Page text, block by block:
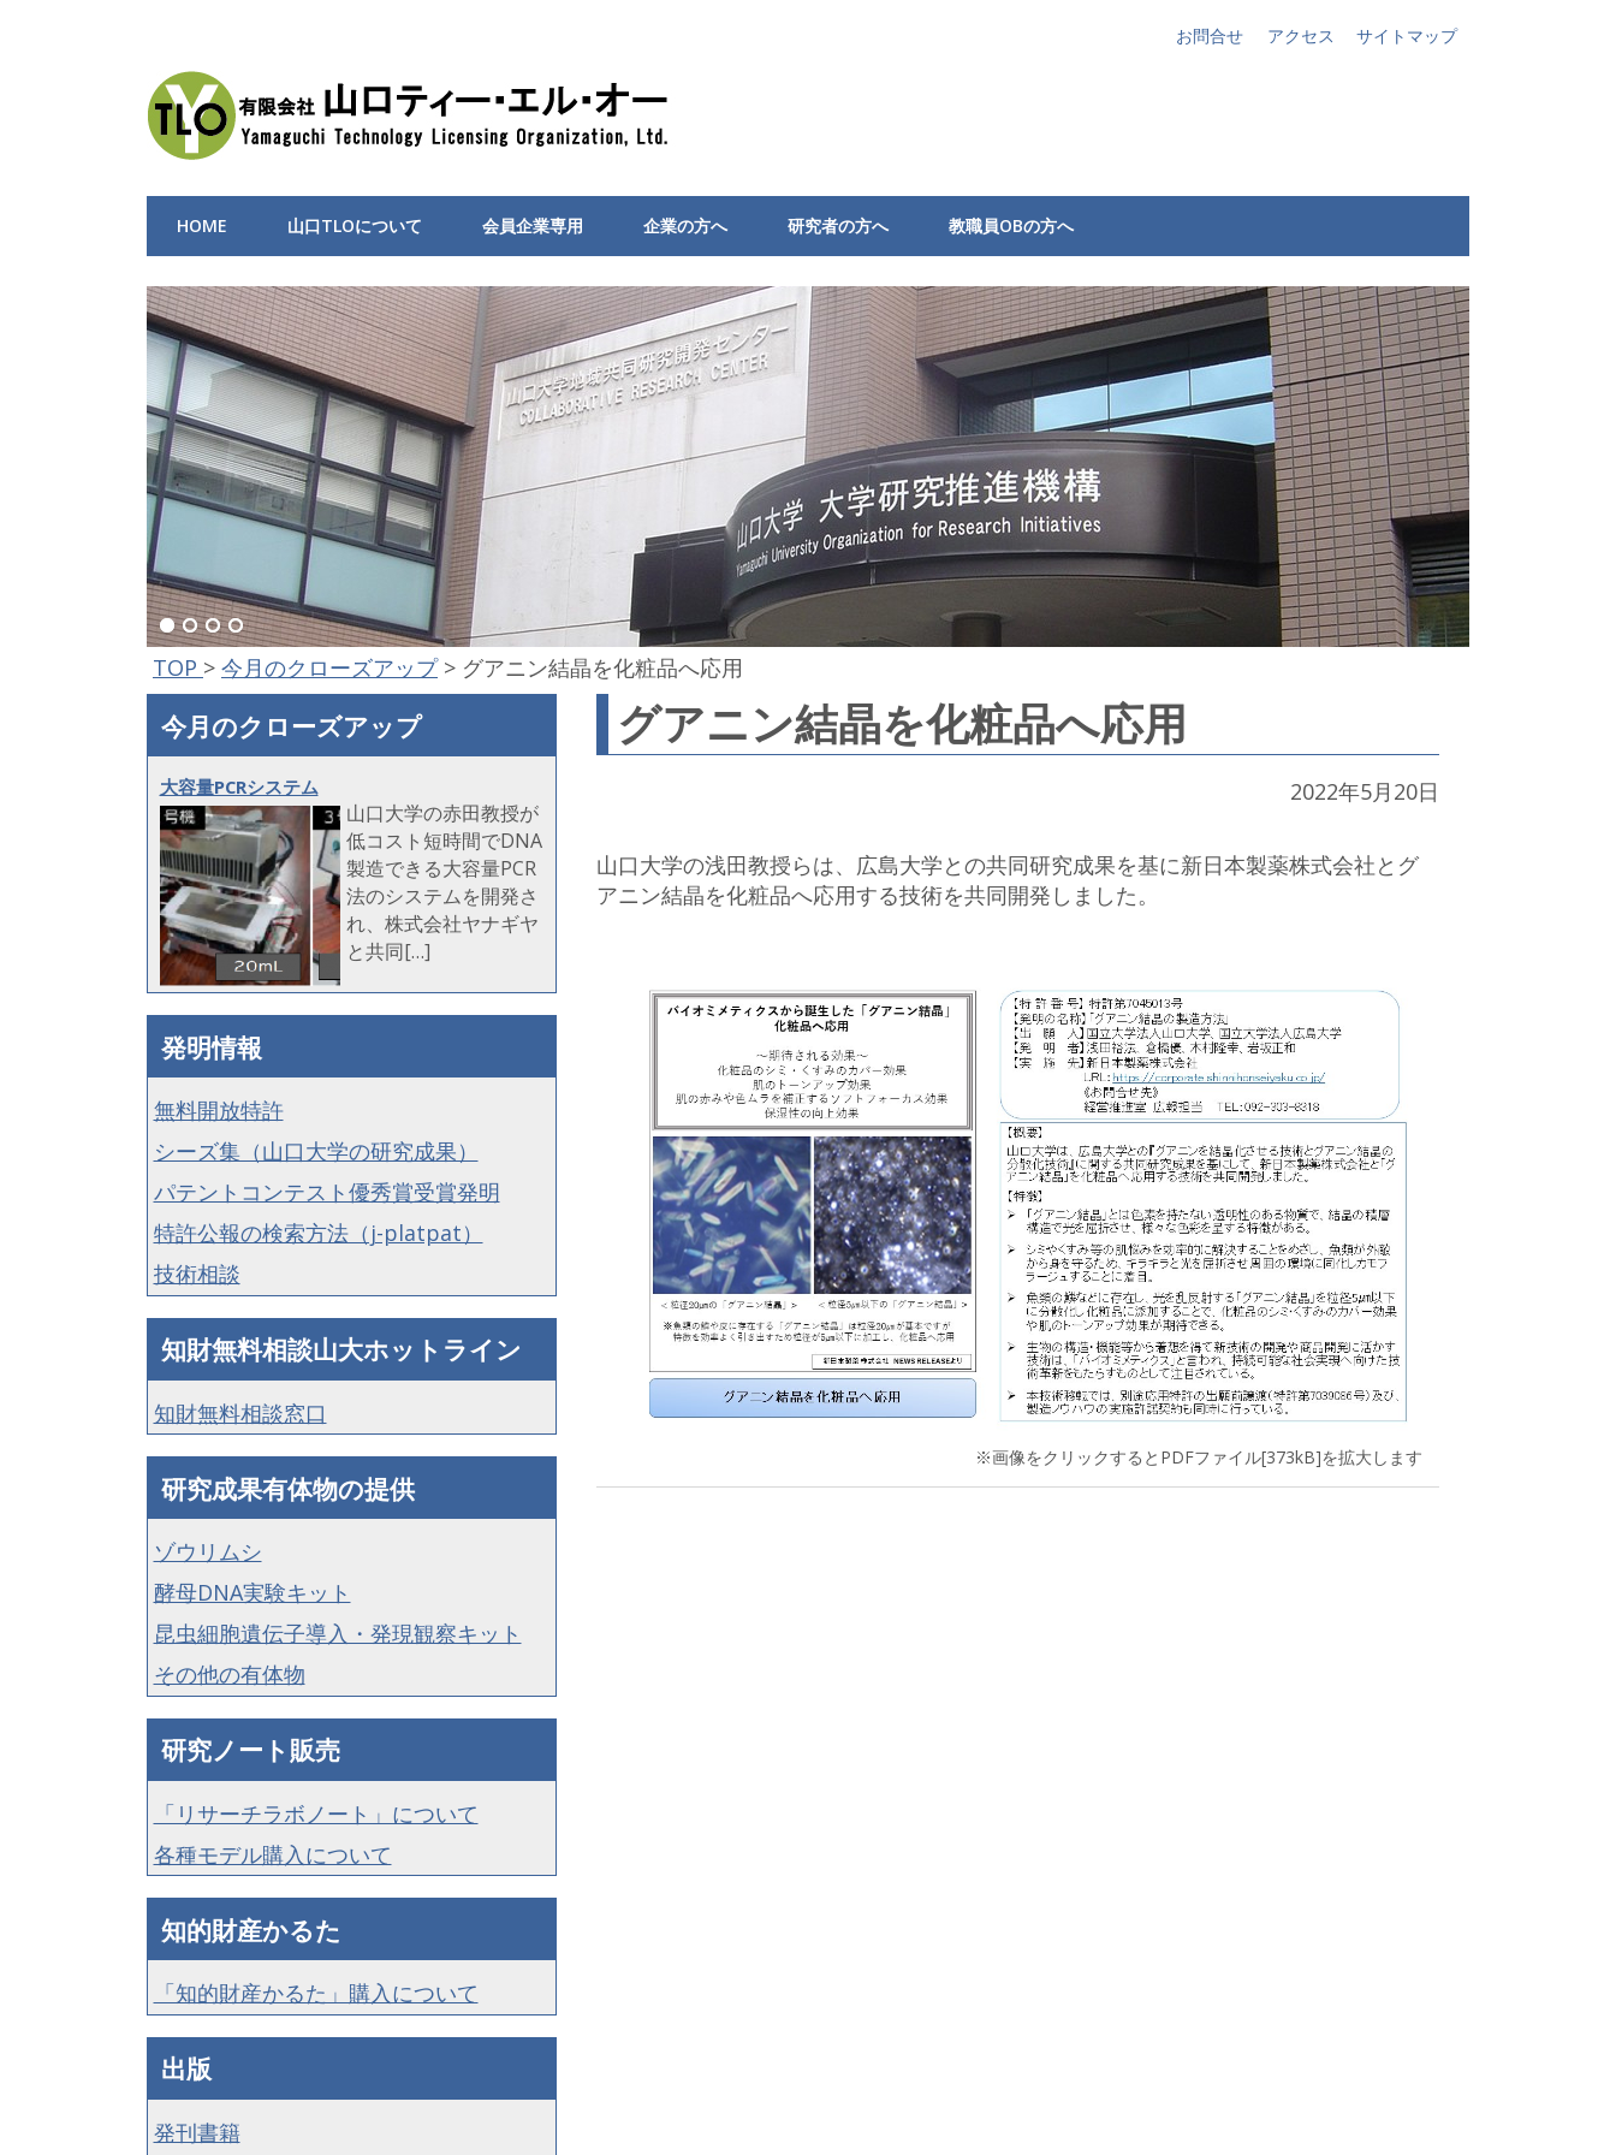
サイトマップ
アクセス
お問合せ
HOME 山口TLOについて 会員企業専用 企業の方へ 研究者の方へ 教職員OBの方へ
TOP > 今月のクローズアップ> グアニン結晶を化粧品へ応用
グアニン結晶を化粧品へ応用
2022年5月20日
山口大学の浅田教授らは、広島大学との共同研究成果を基に新日本製薬株式会社とグ
アニン結晶を化粧品へ応用する技術を共同開発しました。
※画像をクリックするとPDFファイル[373kB]を拡大します
今月のクローズアップ
大容量PCRシステム
山口大学の赤田教授が
低コスト短時間でDNA
製造できる大容量PCR
法のシステムを開発さ
れ、株式会社ヤナギヤ
と共同[…]
発明情報
無料開放特許
シーズ集（山口大学の研究成果）
パテントコンテスト優秀賞受賞発明
特許公報の検索方法（j-platpat）
技術相談
知財無料相談山大ホットライン
知財無料相談窓口
研究成果有体物の提供
ゾウリムシ
酵母DNA実験キット
昆虫細胞遺伝子導入・発現観察キット
その他の有体物
研究ノート販売
「リサーチラボノート」について
各種モデル購入について
知的財産かるた
「知的財産かるた」購入について
出版
発刊書籍